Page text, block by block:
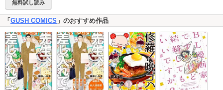
無料試し読み
「 GUSH COMICS 」のおすすめ作品